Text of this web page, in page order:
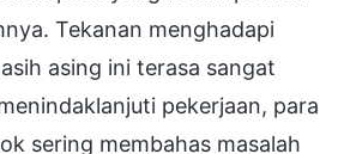
Tekanan menghadapi
asing ini terasa sangat
pekerjaan, para
sering membahas masalah